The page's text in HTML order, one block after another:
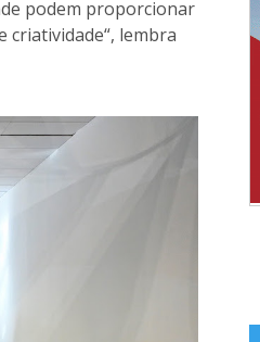
podem proporcionar
criatividade“, lembra